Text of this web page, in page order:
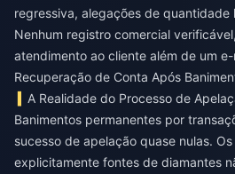
regressiva, alegações de quantidade
Nenhum registro comercial
atendimento ao cliente além de um
Recuperação de Conta Após
A Realidade do Processo de
Banimentos permanentes por
sucesso de apelação quase nulas.
explicitamente fontes de diamantes